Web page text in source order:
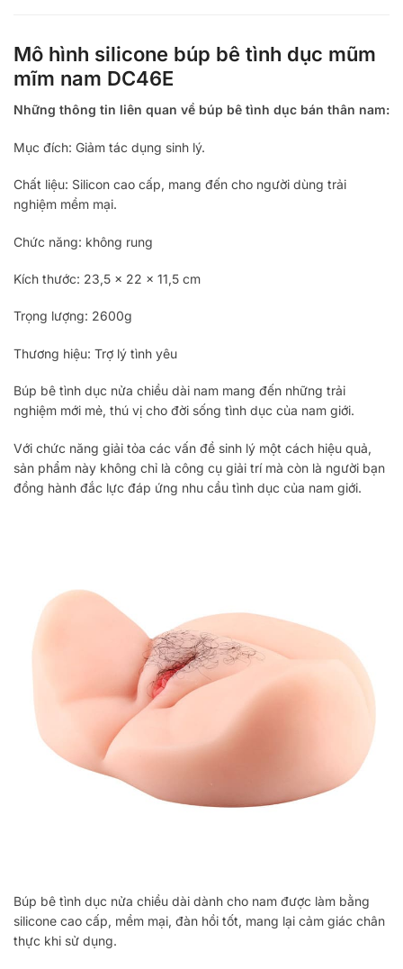
Mô hình silicone búp bê tình dục mũm
mĩm nam DC46E
Những thông tin liên quan về búp bê tình dục bán thân nam:
Mục đích: Giảm tác dụng sinh lý.
Chất liệu: Silicon cao cấp, mang đến cho người dùng trải
nghiệm mềm mại.
Chức năng: không rung
Kích thước: 23,5 x 22 x 11,5 cm
Trọng lượng: 2600g
Thương hiệu: Trợ lý tình yêu
Búp bê tình dục nửa chiều dài nam mang đến những trải
nghiệm mới mẻ, thú vị cho đời sống tình dục của nam giới.
Với chức năng giải tỏa các vấn đề sinh lý một cách hiệu quả,
sản phẩm này không chỉ là công cụ giải trí mà còn là người bạn
đồng hành đắc lực đáp ứng nhu cầu tình dục của nam giới.
Búp bê tình dục nửa chiều dài dành cho nam được làm bằng
silicone cao cấp, mềm mại, đàn hồi tốt, mang lại cảm giác chân
thực khi sử dụng.